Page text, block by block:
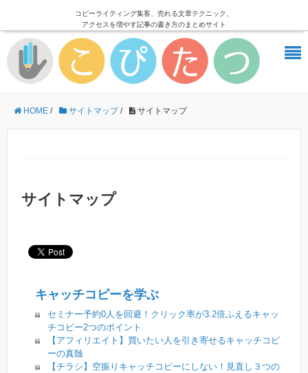
コピーライティング集客、売れる文章テクニック、
アクセスを増やす記事の書き方のまとめサイト
HOME / サイトマップ/ サイトマップ
サイトマップ
キャッチコピーを学ぶ
セミナー予約0人を回避！クリック率が3.2倍ふえるキャッ
チコピー2つのポイント
【アフィリエイト】買いたい人を引き寄せるキャッチコピ
ーの真髄
【チラシ】空振りキャッチコピーにしない！見直し３つの